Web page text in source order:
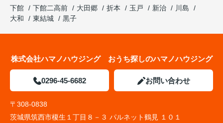
下館
下館二高前 大田郷 折本 玉戸 新治
川島
大和
東結城 黒子
株式会社ハマノハウジング おうち探しのハマノハウジング
0296-45-6682 お問い合わせ
〒308-0838
茨城県筑西市榎生１丁目８－３ パルネット鶴見 １０１